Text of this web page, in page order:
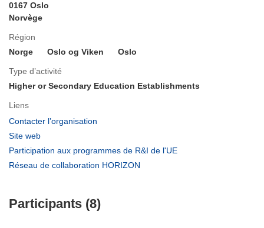
0167 Oslo
Norvège
Région
Norge
Oslo og Viken Oslo
Type d’activité
Higher or Secondary Education Establishments
Liens
Contacter l’organisation
fenêtre)
Site web
dans
une
Participation aux programmes de R&I de l'UE
Réseau de collaboration HORIZON
Participants (8)